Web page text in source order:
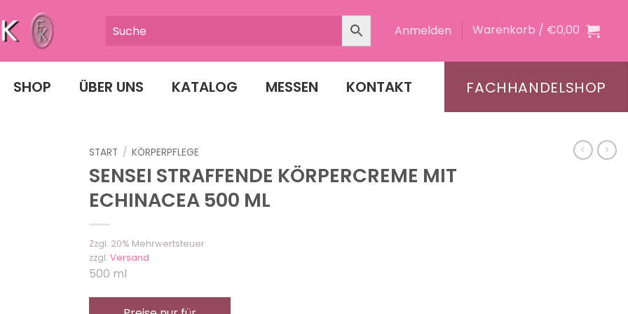
Anmelden Warenkorb / €0,00
SHOP ÜBER UNS KATALOG MESSEN KONTAKT FACHHANDELSHOP
START / KÖRPERPFLEGE
SENSEI STRAFFENDE KÖRPERCREME MIT
ECHINACEA 500 ML
Zzgl. 20% Mehrwertsteuer
zzgl. Versand
500 ml